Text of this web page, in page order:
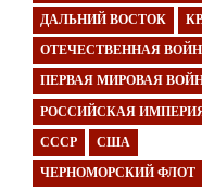
ДАЛЬНИЙ ВОСТОК
ОТЕЧЕСТВЕННАЯ
ПЕРВАЯ МИРОВАЯ
РОССИЙСКАЯ
СССР США
ЧЕРНОМОРСКИЙ ФЛОТ